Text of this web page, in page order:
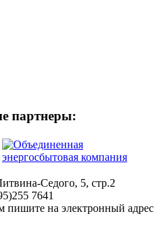
партнеры:
Седого, 5, стр.2
7641
на электронный адрес